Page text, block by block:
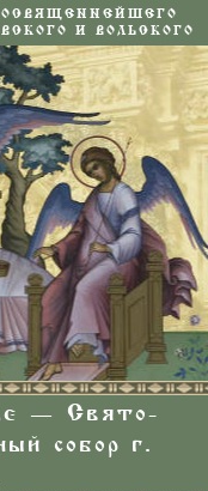
И ВОЛЬСКОГО
— Свято-
собор г.